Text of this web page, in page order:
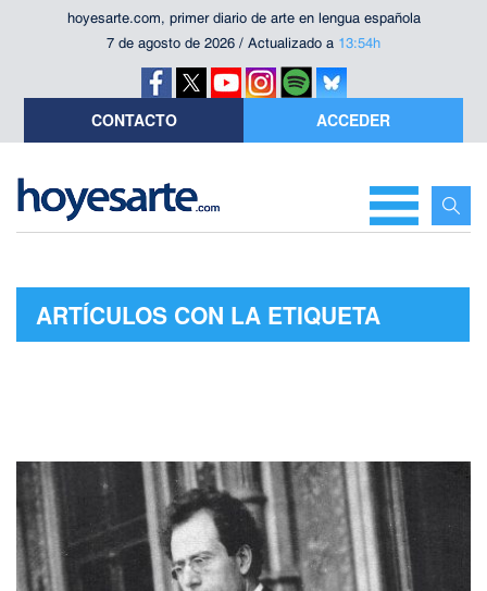
hoyesarte.com, primer diario de arte en lengua española
7 de agosto de 2026 / Actualizado a 13:54h
CONTACTO ACCEDER
ARTÍCULOS CON LA ETIQUETA